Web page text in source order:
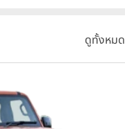
ดูทั้งหมด